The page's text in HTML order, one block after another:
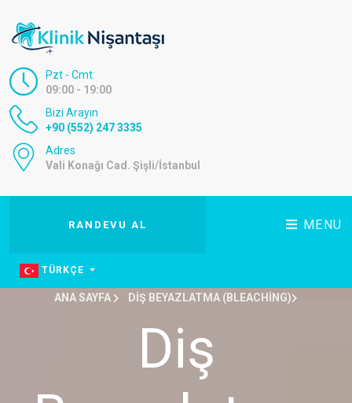
Pzt - Cmt:
09:00 - 19:00
Bizi Arayın
+90 (552) 247 3335
Adres
Vali Konağı Cad. Şişli/İstanbul
RANDEVU AL MENU
TÜRKÇE
ANA SAYFA DIŞ BEYAZLATMA (BLEACHING)
Diş